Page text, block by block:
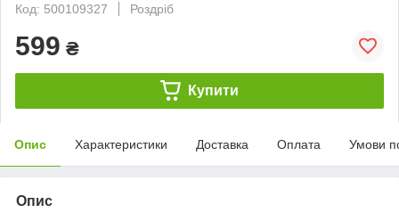
Код: 500109327
Роздріб
599 ₴
Купити
Опис Характеристики Доставка Оплата Умови
Опис